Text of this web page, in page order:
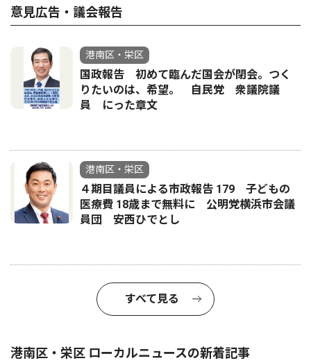
意見広告・議会報告
港南区・栄区
国政報告 初めて臨んだ国会が閉会。つく
りたいのは、希望。 自民党 衆議院議
員 にった章文
港南区・栄区
４期目議員による市政報告 179 子どもの
医療費 18歳まで無料に 公明党横浜市会議
員団 安西ひでとし
すべて見る
港南区・栄区 ローカルニュースの新着記事